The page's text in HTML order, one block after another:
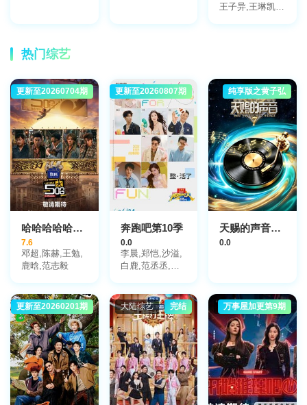
王子异,王琳凯,
热门综艺
大陆综艺
更新至20260704期
哈哈哈哈哈第6季
7.6
邓超,陈赫,王勉,
鹿晗,范志毅
大陆综艺
更新至20260807期
奔跑吧第10季
0.0
李晨,郑恺,沙溢,
白鹿,范丞丞,张
纯享版之黄子弘
天赐的声音第7季
0.0
大陆综艺
更新至20260201期 大陆综艺 完结 大陆综艺
万事屋加更第9期